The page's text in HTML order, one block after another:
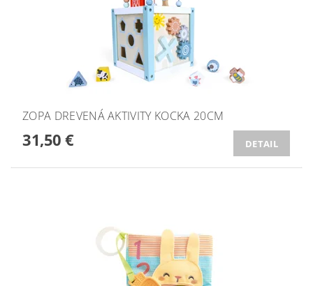
ZOPA DREVENÁ AKTIVITY KOCKA 20CM
31,50 € DETAIL